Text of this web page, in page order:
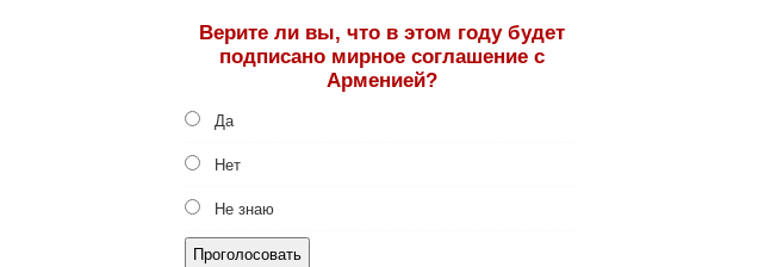
Верите ли вы, что в этом году будет
подписано мирное соглашение с
Арменией?
Да
Нет
Не знаю